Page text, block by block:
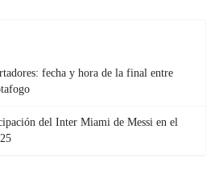
fecha y hora de la final entre
del Inter Miami de Messi en el